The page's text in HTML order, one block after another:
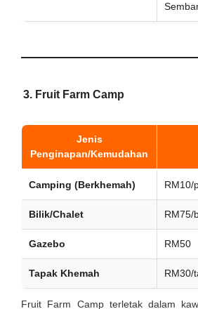
3. Fruit Farm Camp
Jenis
Penginapan/Kemudahan
Camping (Berkhemah) RM10/
Bilik/Chalet RM75/
Gazebo RM50
Tapak Khemah RM30/
Fruit Farm Camp terletak dalam